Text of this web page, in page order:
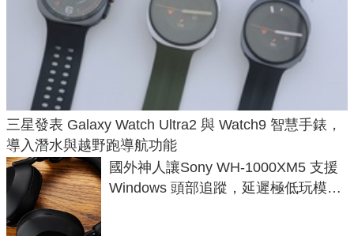
三星發表 Galaxy Watch Ultra2 與 Watch9 智慧手錶，
導入潛水與越野跑導航功能
國外神人讓Sony WH-1000XM5 支援
Windows 頭部追蹤，延遲極低玩模擬